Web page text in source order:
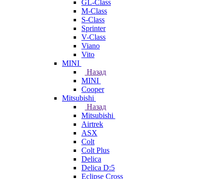
GL-Class
M-Class
S-Class
Sprinter
V-Class
Viano
Vito
MINI
Назад
MINI
Cooper
Mitsubishi
Назад
Mitsubishi
Airtrek
ASX
Colt
Colt Plus
Delica
Delica D:5
Eclipse Cross